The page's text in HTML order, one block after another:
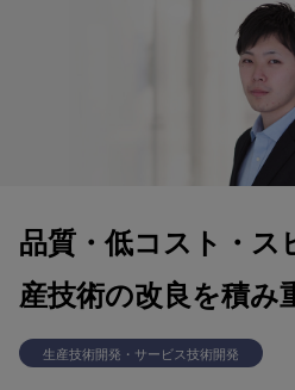
品質・低コスト・ス
産技術の改良を積み
生産技術開発・サービス技術開発